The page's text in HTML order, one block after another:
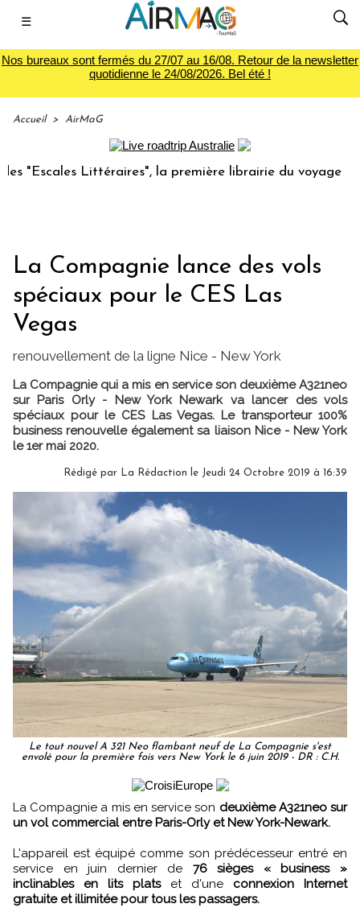
☰
Nos bureaux sont fermés du 27/07 au 16/08. Retour de la newsletter
quotidienne le 24/08/2026. Bel été !
Accueil > AirMaG
Littéraires", la première librairie du voyage Le
La Compagnie lance des vols
spéciaux pour le CES Las
Vegas
renouvellement de la ligne Nice - New York
La Compagnie qui a mis en service son deuxième A321neo
sur Paris Orly - New York Newark va lancer des vols
spéciaux pour le CES Las Vegas. Le transporteur 100%
business renouvelle également sa liaison Nice - New York
le 1er mai 2020.
Rédigé par La Rédaction le Jeudi 24 Octobre 2019 à 16:39
Le tout nouvel A 321 Neo flambant neuf de La Compagnie s'est
envolé pour la première fois vers New York le 6 juin 2019 - DR : C.H.
La Compagnie a mis en service son deuxième A321neo sur
un vol commercial entre Paris-Orly et New York-Newark.
L'appareil est équipé comme son prédécesseur entré en
service en juin dernier de 76 sièges « business »
inclinables en lits platset d'une connexion Internet
gratuite et illimitée pour tous les passagers.